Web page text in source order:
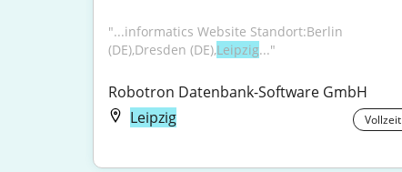
"...informatics Website Standort:Berlin
(DE),Dresden (DE),Leipzig..."
Robotron Datenbank-Software GmbH
Leipzig
Vollzeit